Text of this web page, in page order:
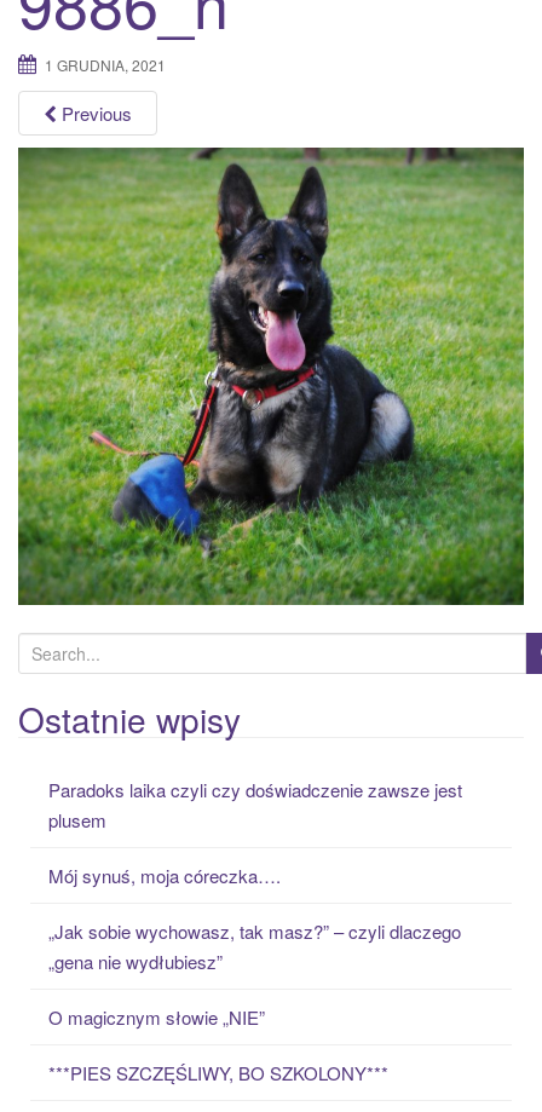
n
1 GRUDNIA, 2021
Previous
e
a
r
Ostatnie wpisy
Paradoks laika czyli czy doświadczenie zawsze jest
plusem
Mój synuś, moja córeczka….
„Jak sobie wychowasz, tak masz?” – czyli dlaczego
„gena nie wydłubiesz”
O magicznym słowie „NIE”
***PIES SZCZĘŚLIWY, BO SZKOLONY***